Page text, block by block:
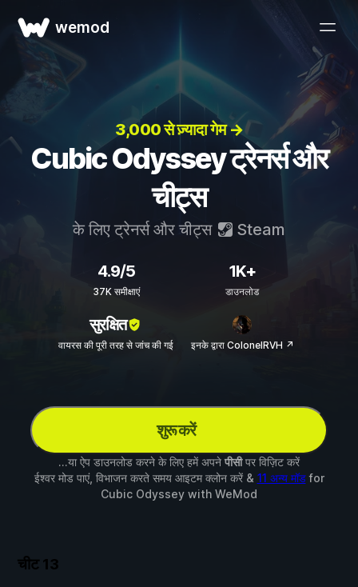
wemod
3,000 से ज़्यादा गेम →
Cubic Odyssey ट्रेनर्स और
चीट्स
के लिए ट्रेनर्स और चीट्स Steam
4.9/5
37K समीक्षाएं
1K+
डाउनलोड
सुरक्षित
वायरस की पूरी तरह से जांच की गई इनके द्वारा ColonelRVH ↗
शुरू करें
...या ऐप डाउनलोड करने के लिए हमें अपने पीसीपर विज़िट करें
ईश्वर मोड पाएं, विभाजन करते समय आइटम क्लोन करें & 11 अन्य मॉडfor
Cubic Odyssey with WeMod
चीट 13